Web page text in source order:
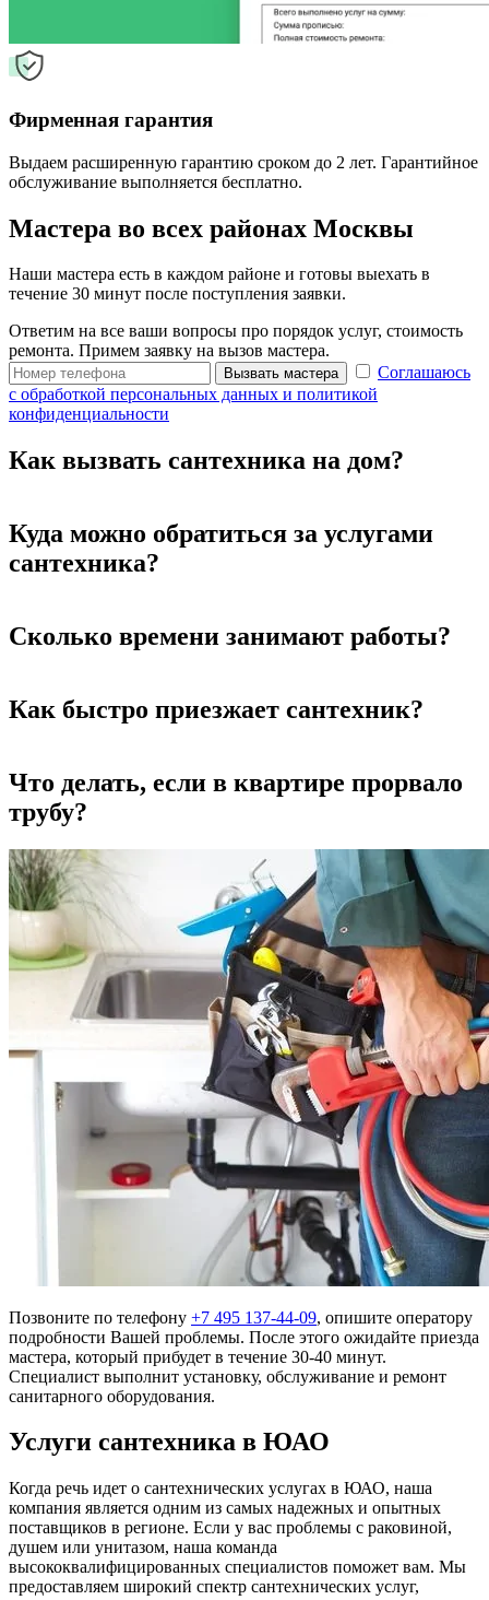
Фирменная гарантия
Выдаем расширенную гарантию сроком до 2 лет. Гарантийное
обслуживание выполняется бесплатно.
Мастера во всех районах Москвы
Наши мастера есть в каждом районе и готовы выехать в
течение 30 минут после поступления заявки.
Ответим на все ваши вопросы про порядок услуг, стоимость
ремонта. Примем заявку на вызов мастера.
Вызвать мастера
Соглашаюсь
с обработкой персональных данных и политикой
конфиденциальности
Как вызвать сантехника на дом?
Куда можно обратиться за услугами
сантехника?
Сколько времени занимают работы?
Как быстро приезжает сантехник?
Что делать, если в квартире прорвало
трубу?
Позвоните по телефону +7 495 137-44-09, опишите оператору
подробности Вашей проблемы. После этого ожидайте приезда
мастера, который прибудет в течение 30-40 минут.
Специалист выполнит установку, обслуживание и ремонт
санитарного оборудования.
Услуги сантехника в ЮАО
Когда речь идет о сантехнических услугах в ЮАО, наша
компания является одним из самых надежных и опытных
поставщиков в регионе. Если у вас проблемы с раковиной,
душем или унитазом, наша команда
высококвалифицированных специалистов поможет вам. Мы
предоставляем широкий спектр сантехнических услуг,